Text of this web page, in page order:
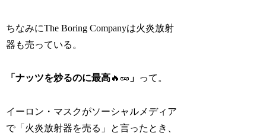
ちなみにThe Boring Companyは火炎放射
器も売っている。
「ナッツを炒るのに最高🔥🥜 」 って。
イーロン・マスクがソーシャルメディア
で「火炎放射器を売る」と言ったとき、